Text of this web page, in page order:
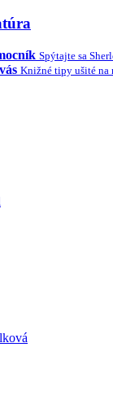
Spýtajte sa
Knižné tipy ušité na